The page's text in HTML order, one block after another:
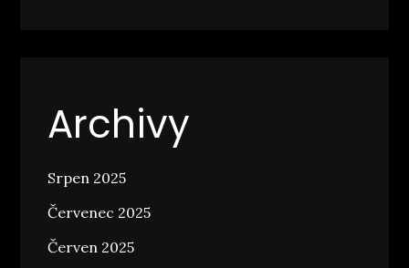
Archivy
Srpen 2025
Červenec 2025
Červen 2025